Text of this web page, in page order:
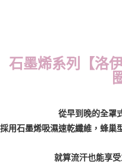
付款後萊爾富取貨
每筆NT$70，滿NT$799(含以
每筆NT$70，滿NT$798(含以
每筆NT$70，滿NT$799(含以
石墨烯系列【洛
從早到晚的全罩
採用石墨烯吸濕速乾纖維，蜂巢
就算流汗也能享